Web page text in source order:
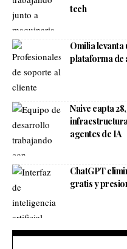
tech
Omilia levanta
plataforma de
Naive capta
agentes de IA
ChatGPT
gratis y